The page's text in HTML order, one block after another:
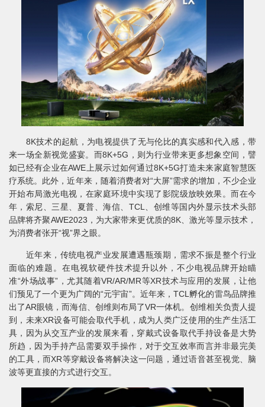
8K技术的起航，为电视提供了无与伦比的真实感和代入感，带
来一场全新视觉盛宴。而8K+5G，则为行业带来更多想象空间，譬
如已经有企业在AWE上展示过如何通过8K+5G打造未来家庭智慧医
疗系统。此外，近年来，随着消费者对“大屏”需求的增加，不少企业
开始布局激光电视，在家庭环境中实现了影院级放映效果。而在今
年，索尼、三星、夏普、海信、TCL、创维等国内外显示技术头部
品牌将齐聚AWE2023，为大家带来更优质的8K、激光等显示技术，
为消费者张开“视”界之眼。
近年来，传统电视产业发展遭遇瓶颈期，需求不振是整个行业
面临的难题。在电视软硬件技术提升以外，不少电视品牌开始瞄
准“外场战事”，尤其随着VR/AR/MR等XR技术与应用的发展，让他
们预见了一个更为广阔的“元宇宙”。近年来，TCL孵化的雷鸟品牌推
出了AR眼镜，而海信、创维则布局了VR一体机。创维相关负责人提
到，未来XR设备可能会取代手机，成为人类广泛使用的生产生活工
具，因为从交互产业的发展来看，穿戴式设备取代手持设备是大势
所趋，因为手持产品需要双手操作，对于交互效率而言并非最完美
的工具，而XR等穿戴设备将解决这一问题，通过语音甚至视觉、脑
波等更直接的方式进行交互。